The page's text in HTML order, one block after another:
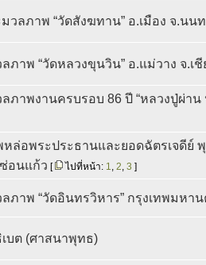
วลภาพ “วัดสังฆทาน” อ.เมือง จ.นน
ภาพ “วัดหลวงขุนวิน” อ.แม่วาง จ.เ
ลภาพงานครบรอบ 86 ปี “หลวงปู่ผ่า
หล่อพระประธานและยอดฉัตรเจดีย์
อนแก้ว [ ไปที่หน้า: 1, 2, 3 ]
ภาพ “วัดอินทรวิหาร” กรุงเทพมหา
เบต (ศาสนาพุทธ)